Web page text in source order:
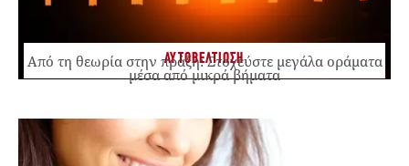
ΑΥΤΟΒΕΛΤΙΩΣΗ
Από τη θεωρία στην πράξη: Στοχεύστε μεγάλα οράματα
μέσα από μικρά βήματα